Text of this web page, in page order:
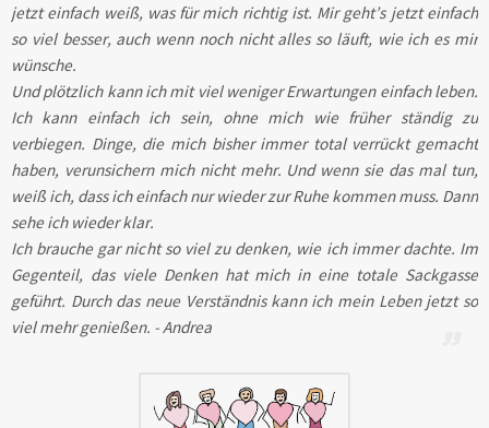
jetzt einfach weiß, was für mich richtig ist. Mir geht’s jetzt einfach
so viel besser, auch wenn noch nicht alles so läuft, wie ich es mir
wünsche.
Und plötzlich kann ich mit viel weniger Erwartungen einfach leben.
Ich kann einfach ich sein, ohne mich wie früher ständig zu
verbiegen. Dinge, die mich bisher immer total verrückt gemacht
haben, verunsichern mich nicht mehr. Und wenn sie das mal tun,
weiß ich, dass ich einfach nur wieder zur Ruhe kommen muss. Dann
sehe ich wieder klar.
Ich brauche gar nicht so viel zu denken, wie ich immer dachte. Im
Gegenteil, das viele Denken hat mich in eine totale Sackgasse
geführt. Durch das neue Verständnis kann ich mein Leben jetzt so
viel mehr genießen. - Andrea